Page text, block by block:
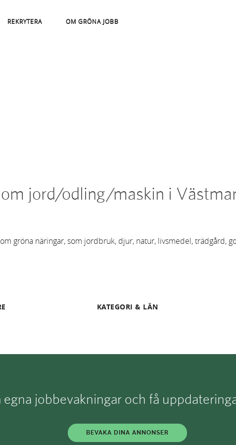
REKRYTERA OM GRÖNA JOBB
jord/odling/maskin i
gröna näringar, som jordbruk, djur, natur, livsmedel, trädgård,
KATEGORI & LÄN
egna jobbevakningar och få
BEVAKA DINA ANNONSER